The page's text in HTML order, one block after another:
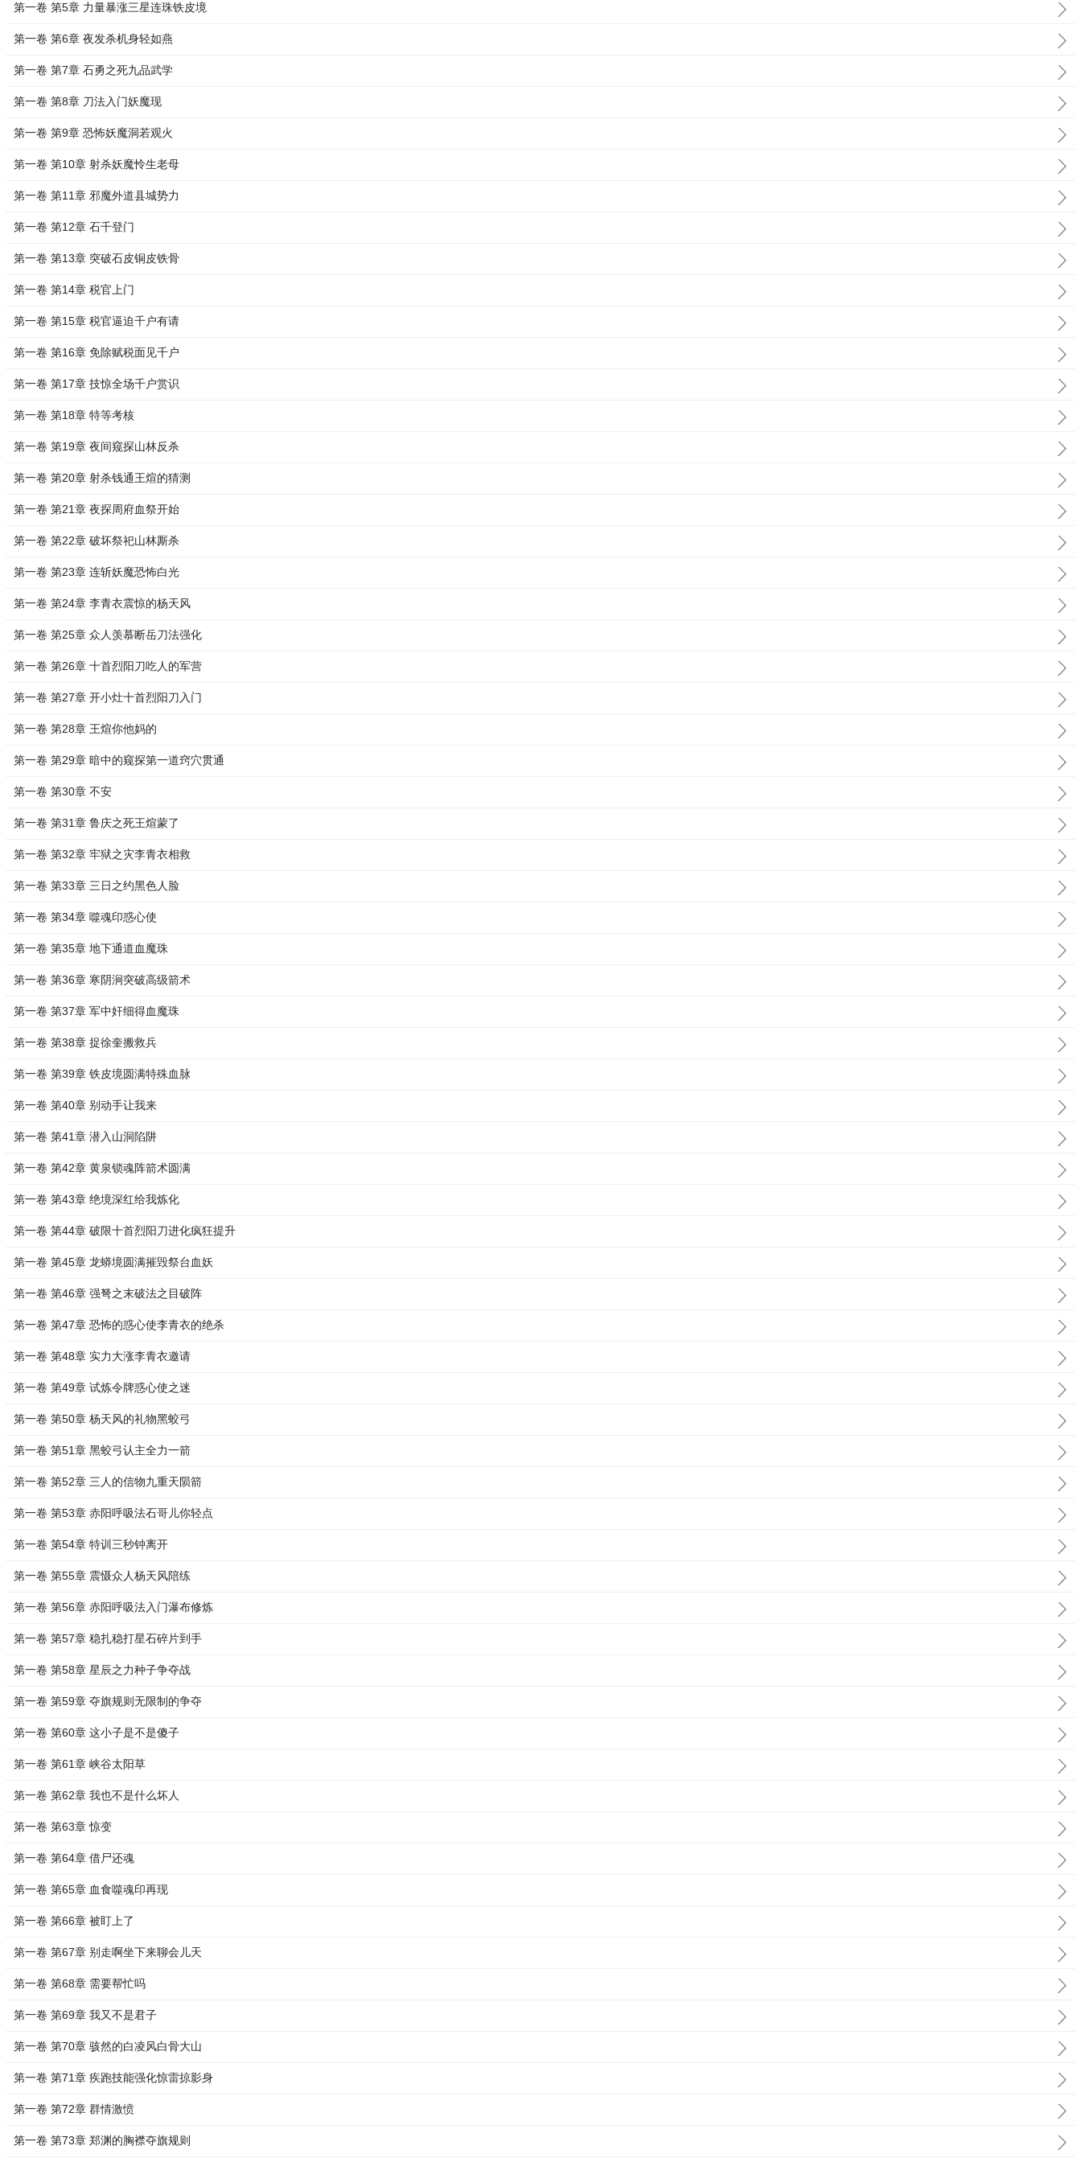
第一卷 第5章 力量暴涨三星连珠铁皮境
第一卷 第6章 夜发杀机身轻如燕
第一卷 第7章 石勇之死九品武学
第一卷 第8章 刀法入门妖魔现
第一卷 第9章 恐怖妖魔洞若观火
第一卷 第10章 射杀妖魔怜生老母
第一卷 第11章 邪魔外道县城势力
第一卷 第12章 石千登门
第一卷 第13章 突破石皮铜皮铁骨
第一卷 第14章 税官上门
第一卷 第15章 税官逼迫千户有请
第一卷 第16章 免除赋税面见千户
第一卷 第17章 技惊全场千户赏识
第一卷 第18章 特等考核
第一卷 第19章 夜间窥探山林反杀
第一卷 第20章 射杀钱通王煊的猜测
第一卷 第21章 夜探周府血祭开始
第一卷 第22章 破坏祭祀山林厮杀
第一卷 第23章 连斩妖魔恐怖白光
第一卷 第24章 李青衣震惊的杨天风
第一卷 第25章 众人羡慕断岳刀法强化
第一卷 第26章 十首烈阳刀吃人的军营
第一卷 第27章 开小灶十首烈阳刀入门
第一卷 第28章 王煊你他妈的
第一卷 第29章 暗中的窥探第一道窍穴贯通
第一卷 第30章 不安
第一卷 第31章 鲁庆之死王煊蒙了
第一卷 第32章 牢狱之灾李青衣相救
第一卷 第33章 三日之约黑色人脸
第一卷 第34章 噬魂印惑心使
第一卷 第35章 地下通道血魔珠
第一卷 第36章 寒阴涧突破高级箭术
第一卷 第37章 军中奸细得血魔珠
第一卷 第38章 捉徐奎搬救兵
第一卷 第39章 铁皮境圆满特殊血脉
第一卷 第40章 别动手让我来
第一卷 第41章 潜入山洞陷阱
第一卷 第42章 黄泉锁魂阵箭术圆满
第一卷 第43章 绝境深红给我炼化
第一卷 第44章 破限十首烈阳刀进化疯狂提升
第一卷 第45章 龙蟒境圆满摧毁祭台血妖
第一卷 第46章 强弩之末破法之目破阵
第一卷 第47章 恐怖的惑心使李青衣的绝杀
第一卷 第48章 实力大涨李青衣邀请
第一卷 第49章 试炼令牌惑心使之迷
第一卷 第50章 杨天风的礼物黑蛟弓
第一卷 第51章 黑蛟弓认主全力一箭
第一卷 第52章 三人的信物九重天陨箭
第一卷 第53章 赤阳呼吸法石哥儿你轻点
第一卷 第54章 特训三秒钟离开
第一卷 第55章 震慑众人杨天风陪练
第一卷 第56章 赤阳呼吸法入门瀑布修炼
第一卷 第57章 稳扎稳打星石碎片到手
第一卷 第58章 星辰之力种子争夺战
第一卷 第59章 夺旗规则无限制的争夺
第一卷 第60章 这小子是不是傻子
第一卷 第61章 峡谷太阳草
第一卷 第62章 我也不是什么坏人
第一卷 第63章 惊变
第一卷 第64章 借尸还魂
第一卷 第65章 血食噬魂印再现
第一卷 第66章 被盯上了
第一卷 第67章 别走啊坐下来聊会儿天
第一卷 第68章 需要帮忙吗
第一卷 第69章 我又不是君子
第一卷 第70章 骇然的白凌风白骨大山
第一卷 第71章 疾跑技能强化惊雷掠影身
第一卷 第72章 群情激愤
第一卷 第73章 郑渊的胸襟夺旗规则